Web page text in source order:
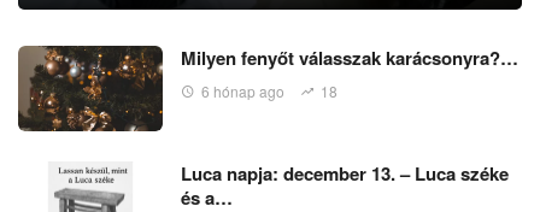
Milyen fenyőt válasszak karácsonyra?…
6 hónap ago 18
Luca napja: december 13. – Luca széke
és a…